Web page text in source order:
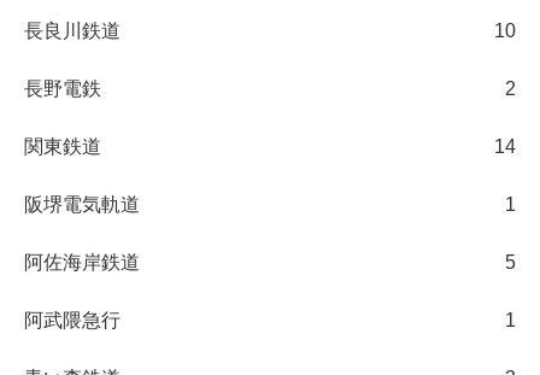
長良川鉄道 10
長野電鉄 2
関東鉄道 14
阪堺電気軌道 1
阿佐海岸鉄道 5
阿武隈急行 1